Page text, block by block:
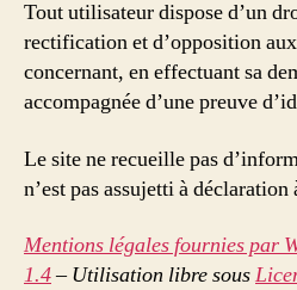
Tout utilisateur dispose d’un
rectification et d’opposition
concernant, en effectuant sa
accompagnée d’une preuve
Le site ne recueille pas
n’est pas assujetti à
Mentions légales fournies par
1.4– Utilisation libre sous